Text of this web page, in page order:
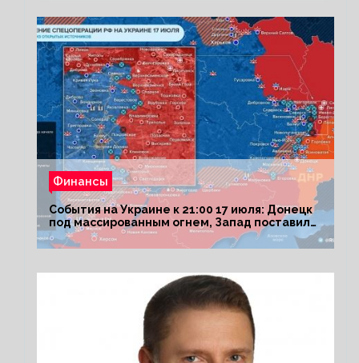
Финансы
События на Украине к 21:00 17 июля: Донецк
под массированным огнем, Запад поставил
Киеву ультиматум